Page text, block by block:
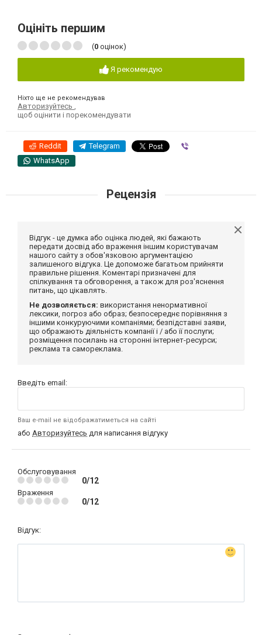
Оцініть першим
(0 оцінок)
Я рекомендую
Ніхто ще не рекомендував
Авторизуйтесь ,
щоб оцінити і порекомендувати
Reddit Telegram
WhatsApp
Рецензія
Відгук - це думка або оцінка людей, які бажають
передати досвід або враження іншим користувачам
нашого сайту з обов'язковою аргументацією
залишеного відгука. Це допоможе багатьом прийняти
правильне рішення. Коментарі призначені для
спілкування та обговорення, а також для роз'яснення
питань, що цікавлять.
Не дозволяється: використання ненормативної
лексики, погроз або образ; безпосереднє порівняння з
іншими конкуруючими компаніями; безпідставні заяви,
що ображають діяльність компанії і / або її послуги;
розміщення посилань на сторонні інтернет-ресурси;
реклама та самореклама.
Введіть email:
Ваш e-mail не відображатиметься на сайті
або Авторизуйтесь для написання відгуку
Обслуговування
0/12
Враження
0/12
Відгук: